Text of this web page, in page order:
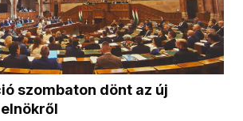
szombaton dönt az új